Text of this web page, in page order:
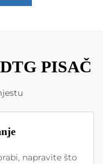
PISAČ
napravite što